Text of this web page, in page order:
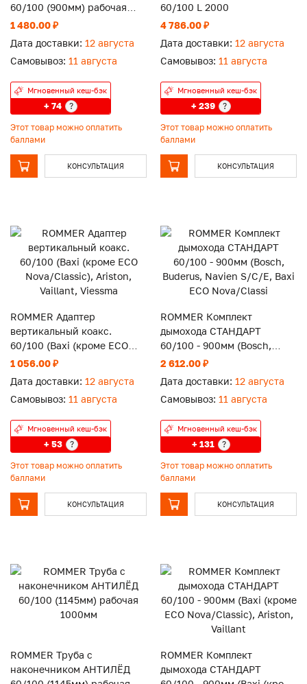
60/100 (900мм) рабочая
750мм
1 480.00 ₽
Дата доставки: 12 августа
Самовывоз: 11 августа
Мгновенный кеш-бэк
+ 74 ?
Этот товар можно оплатить
баллами
КОНСУЛЬТАЦИЯ
60/100 L 2000
4 786.00 ₽
Дата доставки: 12 августа
Самовывоз: 11 августа
Мгновенный кеш-бэк
+ 239 ?
Этот товар можно оплатить
баллами
КОНСУЛЬТАЦИЯ
ROMMER Адаптер
вертикальный коакс.
60/100 (Baxi (кроме ECO
Nova/Classic), Ariston,
1 056.00 ₽
Дата доставки: 12 августа
Самовывоз: 11 августа
Мгновенный кеш-бэк
+ 53 ?
Этот товар можно оплатить
баллами
КОНСУЛЬТАЦИЯ
ROMMER Комплект
дымохода СТАНДАРТ
60/100 - 900мм (Bosch,
Buderus, Navien S/C/E, Baxi
2 612.00 ₽
Дата доставки: 12 августа
Самовывоз: 11 августа
Мгновенный кеш-бэк
+ 131 ?
Этот товар можно оплатить
баллами
КОНСУЛЬТАЦИЯ
ROMMER Труба с
наконечником АНТИЛЁД
ROMMER Комплект
дымохода СТАНДАРТ